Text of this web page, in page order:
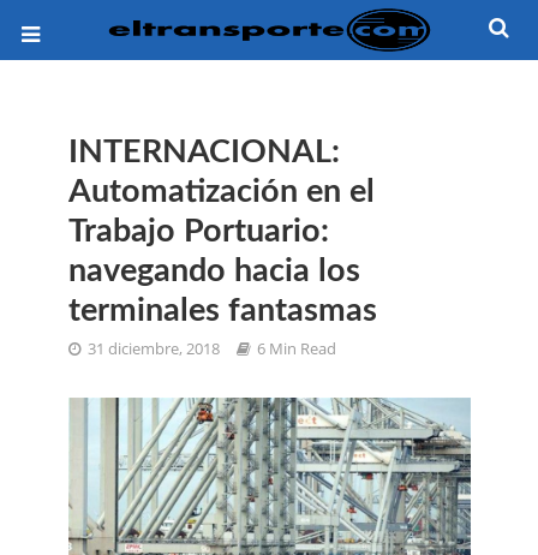
INTERNACIONAL:
Automatización en el
Trabajo Portuario:
navegando hacia los
terminales fantasmas
31 diciembre, 2018 6 Min Read